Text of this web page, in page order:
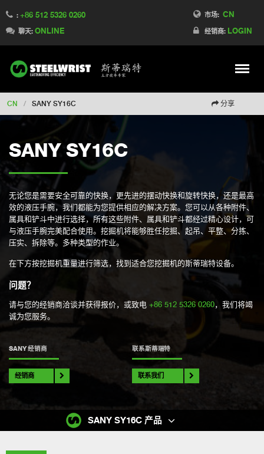
市场: CN
经销商: LOGIN
: +86 512 5326 0260
聊天: ONLINE
Meny
Switch to France
Switch to Finland
Switch to Denmark
Switch to Australia
CN / SANY SY16C 分享
SANY SY16C
无论您是需要安全可靠的快换，更先进的摆动快换和旋转快换，还是最高
效的液压手腕，我们都能为您提供相应的解决方案。您可以从各种附件、
属具和铲斗中进行选择，所有这些附件、属具和铲斗都经过精心设计，可
与液压手腕完美配合使用。挖掘机将能够胜任挖掘、起吊、平整、分拣、
压实、拆除等。多种类型的作业。
在下方按挖掘机重量进行筛选，找到适合您挖掘机的斯蒂瑞特设备。
问题？
请与您的经销商洽谈并获得报价，或致电 +86 512 5326 0260，我们将竭
诚为您服务。
SANY 经销商
经销商
联系斯蒂瑞特
联系我们
SANY SY16C 产品